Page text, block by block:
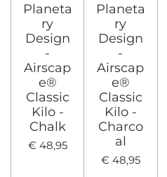
Planeta
ry
Design
-
Airscap
e®
Classic
Kilo -
Chalk
€ 48,95
Planeta
ry
Design
-
Airscap
e®
Classic
Kilo -
Charco
al
€ 48,95